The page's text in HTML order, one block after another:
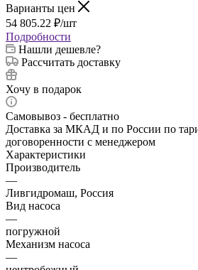
Варианты цен
54 805.22 ₽/шт
Подробности
Нашли дешевле?
Рассчитать доставку
Хочу в подарок
Самовывоз - бесплатно
Доставка за МКАД и по России по
договоренности с менеджером
Характеристики
Производитель
—
Ливгидромаш, Россия
Вид насоса
—
погружной
Механизм насоса
—